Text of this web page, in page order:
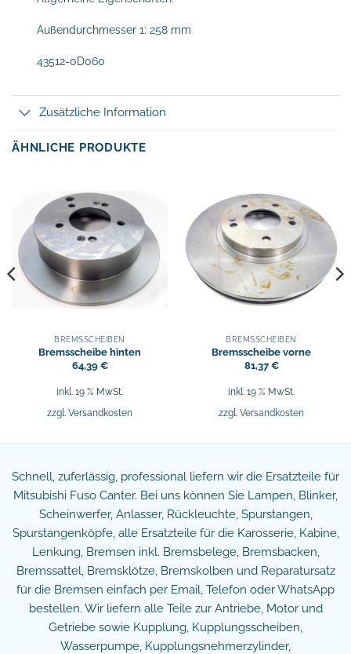
Außendurchmesser 1: 258 mm
43512-0D060
Zusätzliche Information
ÄHNLICHE PRODUKTE
BREMSSCHEIBEN
Bremsscheibe hinten
64,39 €
inkl. 19 % MwSt.
zzgl. Versandkosten
BREMSSCHEIBEN
Bremsscheibe vorne
81,37€
inkl. 19 % MwSt.
zzgl. Versandkosten
Schnell, zuferlässig, professional liefern wir die Ersatzteile für
Mitsubishi Fuso Canter. Bei uns können Sie Lampen, Blinker,
Scheinwerfer, Anlasser, Rückleuchte, Spurstangen,
Spurstangenköpfe, alle Ersatzteile für die Karosserie, Kabine,
Lenkung, Bremsen inkl. Bremsbelege, Bremsbacken,
Bremssattel, Bremsklötze, Bremskolben und Reparatursatz
für die Bremsen einfach per Email, Telefon oder WhatsApp
bestellen. Wir liefern alle Teile zur Antriebe, Motor und
Getriebe sowie Kupplung, Kupplungsscheiben,
Wasserpumpe, Kupplungsnehmerzylinder,